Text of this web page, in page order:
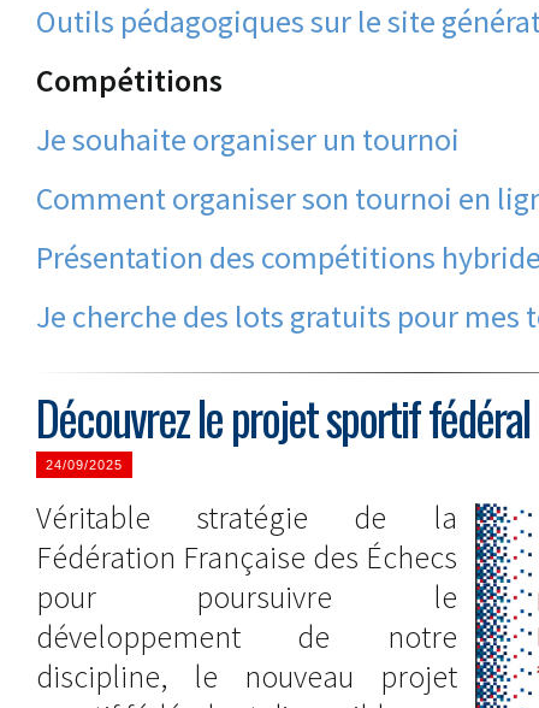
Outils pédagogiques sur le site
Compétitions
Je souhaite organiser un tournoi
Comment organiser son tournoi en
Présentation des compétitions
Je cherche des lots gratuits pour mes
Découvrez le projet sportif
24/09/2025
Véritable stratégie de la
Fédération Française des Échecs
pour poursuivre le
développement de notre
discipline, le nouveau projet